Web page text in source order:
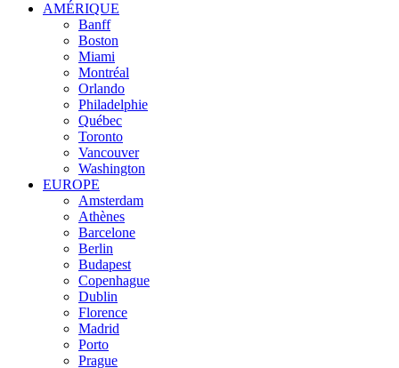
AMÉRIQUE
Banff
Boston
Miami
Montréal
Orlando
Philadelphie
Québec
Toronto
Vancouver
Washington
EUROPE
Amsterdam
Athènes
Barcelone
Berlin
Budapest
Copenhague
Dublin
Florence
Madrid
Porto
Prague